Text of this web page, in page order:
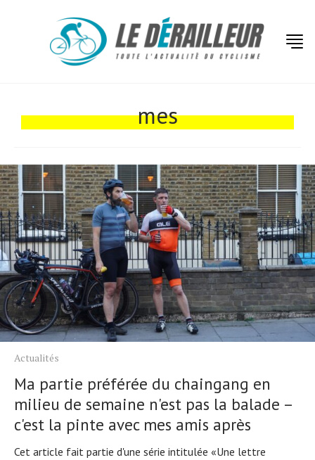
mes
Actualités
Ma partie préférée du chaingang en
milieu de semaine n'est pas la balade –
c'est la pinte avec mes amis après
Cet article fait partie d'une série intitulée «Une lettre
Actualités
Technologies
Tests de produits
Conseils
Tendances
Tous nos articles
À propos